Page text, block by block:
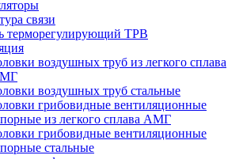
связи
терморегулирующий ТРВ
воздушных труб из легкого сплава
воздушных труб стальные
грибовидные вентиляционные
из легкого сплава АМГ
грибовидные вентиляционные
стальные